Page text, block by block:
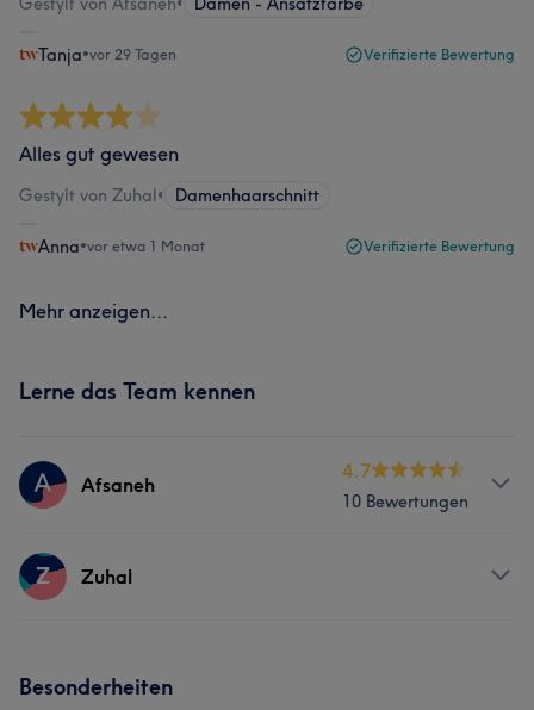
Tanja•vor 29 Tagen Verifizierte Bewertung
Alles gut gewesen
Gestylt von Zuhal• Damenhaarschnitt
Anna•vor etwa 1 Monat Verifizierte Bewertung
Mehr anzeigen...
Lerne das Team kennen
Afsaneh
4.7
10 Bewertungen
Services
Portfolio
Z Zuhal
Besonderheiten